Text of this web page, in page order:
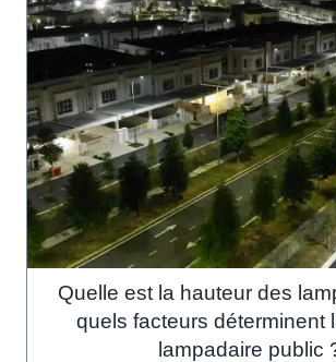
Quelle est la hauteur des
quels facteurs déterminent
lampadaire public